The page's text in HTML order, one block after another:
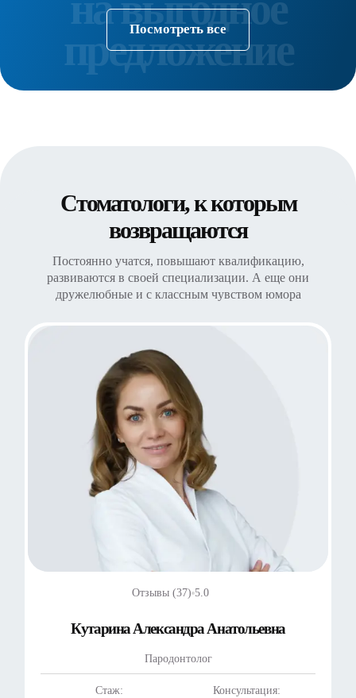
Посмотреть все
Стоматологи, к которым
возвращаются
Постоянно учатся, повышают квалификацию,
развиваются в своей специализации. А еще они
дружелюбные и с классным чувством юмора
Отзывы (37) 5.0
Кутарина Александра Анатольевна
Пародонтолог
Стаж: Консультация: